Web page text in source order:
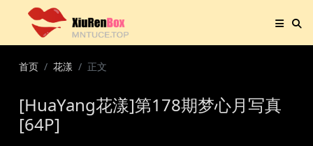
首页 花漾 正文
[HuaYang花漾]第178期梦心月写真
[64P]